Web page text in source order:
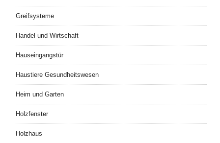
Greifsysteme
Handel und Wirtschaft
Hauseingangstür
Haustiere Gesundheitswesen
Heim und Garten
Holzfenster
Holzhaus